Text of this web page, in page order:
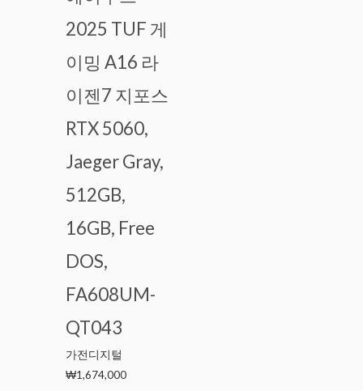
2025 TUF 게
이밍 A16 라
이젠7 지포스
RTX 5060,
Jaeger Gray,
512GB,
16GB, Free
DOS,
FA608UM-
QT043
가전디지털
₩1,674,000